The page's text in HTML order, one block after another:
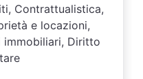
Contrattualistica,
e locazioni,
immobiliari, Diritto